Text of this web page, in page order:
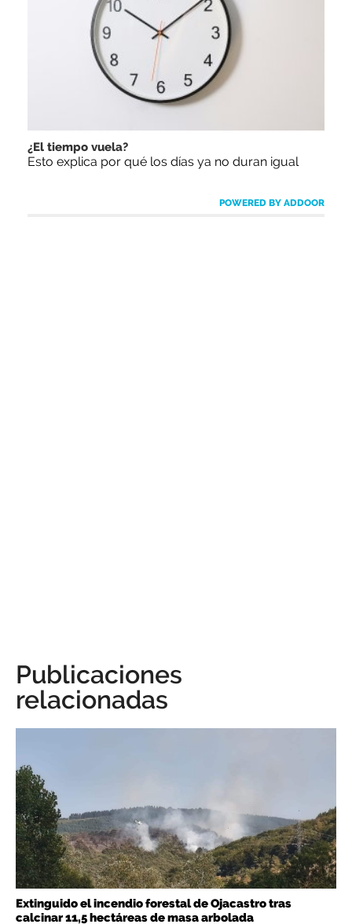
¿El tiempo vuela?
Esto explica por qué los días ya no duran igual
POWERED BY ADDOOR
Publicaciones
relacionadas
Extinguido el incendio forestal de Ojacastro tras
calcinar 11,5 hectáreas de masa arbolada